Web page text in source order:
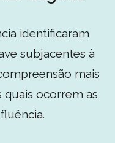
identificaram
subjacentes à
mais
quais ocorrem as